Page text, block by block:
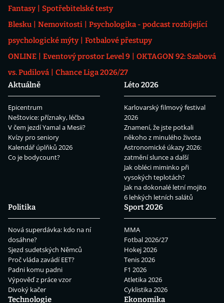
Fantasy
Spotřebitelské testy
Blesku
Nemovitosti
Psychologika - podcast rozbíjející
psychologické mýty
Fotbalové přestupy
ONLINE
Eventový prostor Level 9
OKTAGON 92: Szabová
vs. Pudilová
Chance Liga 2026/27
Aktuálně
Epicentrum
Neštovice: příznaky, léčba
V čem jezdí Yamal a Mesii?
Kvízy pro seniory
Kalendář úplňků 2026
Co je bodycount?
Léto 2026
Karlovarský filmový festival
2026
Znamení, že jste potkali
někoho z minulého života
Astronomické úkazy 2026:
zatmění slunce a další
Jak obléci miminko při
vysokých teplotách?
Jak na dokonalé letní mojito
6 lehkých letních salátů
Politika
Nová superdávka: kdo na ní
dosáhne?
Sjezd sudetských Němců
Proč vláda zavádí EET?
Padni komu padni
Výpověď z práce vzor
Divoký kačer
Sport 2026
MMA
Fotbal 2026/27
Hokej 2026
Tenis 2026
F1 2026
Atletika 2026
Cyklistika 2026
Technologie
Ekonomika